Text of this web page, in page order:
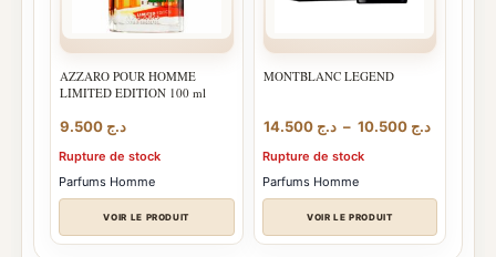
AZZARO POUR HOMME
LIMITED EDITION 100 ml
د.ج
Rupture de stock
Parfums Homme
VOIR LE PRODUIT
MONTBLANC LEGEND
د.ج 10.500
– د.ج 14.500
Plage
à
Rupture de stock
Parfums Homme
VOIR LE PRODUIT